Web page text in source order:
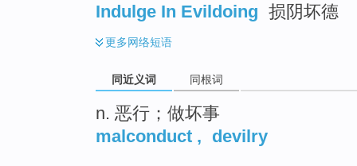
Indulge In Evildoing 损阴坏德
更多网络短语
同近义词 同根词
n. 恶行；做坏事
malconduct , devilry